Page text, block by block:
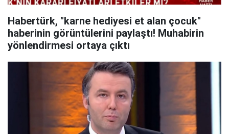
Habertürk, "karne hediyesi et alan çocuk"
haberinin görüntülerini paylaştı! Muhabirin
yönlendirmesi ortaya çıktı